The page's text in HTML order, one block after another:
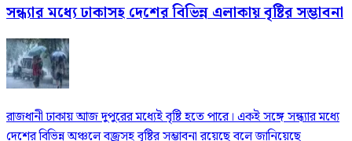
সন্ধ্যার মধ্যে ঢাকাসহ দেশের বিভিন্ন এলাকায় বৃষ্টির সম্ভাবনা
রাজধানী ঢাকায় আজ দুপুরের মধ্যেই বৃষ্টি হতে পারে। একই সঙ্গে সন্ধ্যার মধ্যে
দেশের বিভিন্ন অঞ্চলে বজ্রসহ বৃষ্টির সম্ভাবনা রয়েছে বলে জানিয়েছে